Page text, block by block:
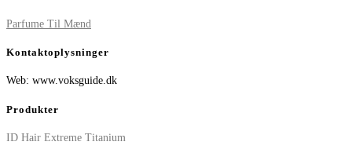
Parfume Til Mænd
Kontaktoplysninger
Web: www.voksguide.dk
Produkter
ID Hair Extreme Titanium